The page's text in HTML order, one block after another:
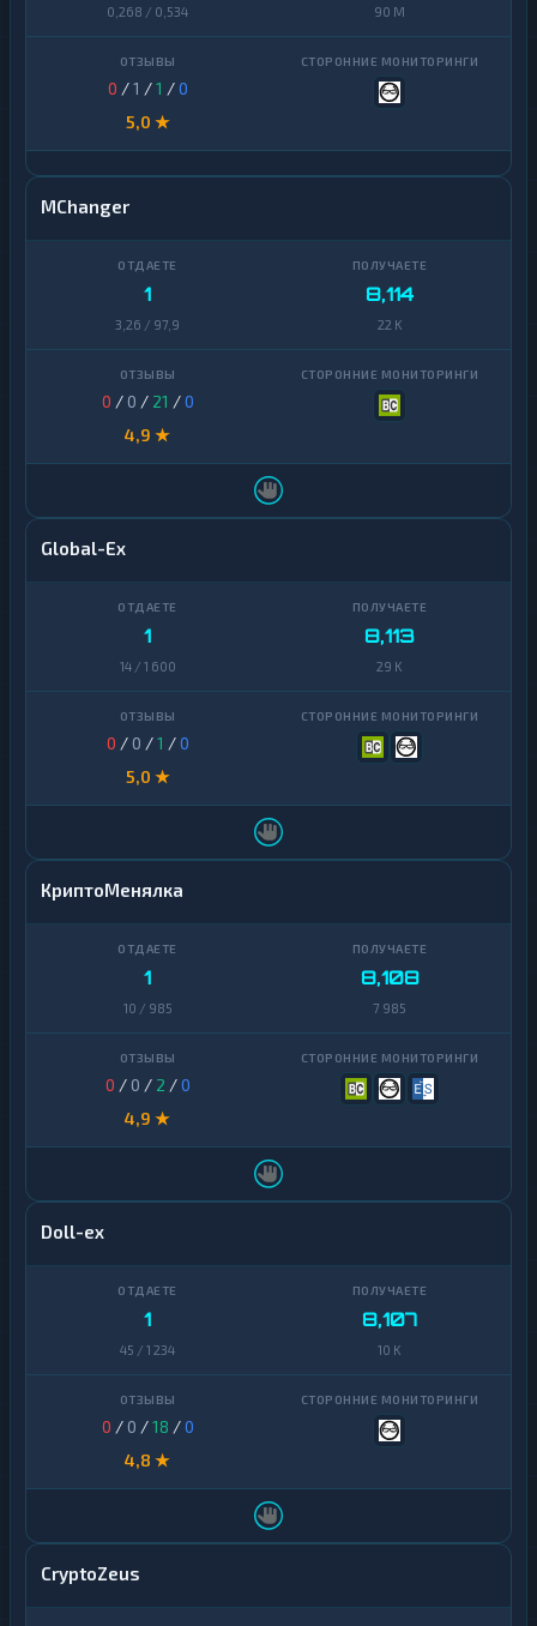
0,268 / 0,534 90 M
0 /1 /1 /0
5,0 ★
MChanger
1
3,26 / 97,9
8,114
22 K
0 / 0 / 21 /0
4,9 ★
Global-Ex
1
14 / 1 600
8,113
29 K
0 / 0 /1 /0
5,0 ★
КриптоМенялка
1
10 / 985
8,108
7 985
0 / 0 / 2 /0
4,9 ★
Doll-ex
1
45 / 1 234
8,107
10 K
0 / 0 /18 /0
4,8 ★
CryptoZeus